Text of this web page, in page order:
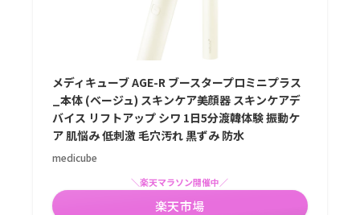
メディキューブ AGE-R ブースタープロミニプラス
_本体 (ベージュ) スキンケア美顔器 スキンケアデ
バイス リフトアップ シワ 1日5分渡韓体験 振動ケ
ア 肌悩み 低刺激 毛穴汚れ 黒ずみ 防水
medicube
＼楽天マラソン開催中／
楽天市場